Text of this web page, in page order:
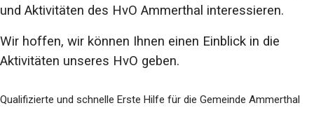
und Aktivitäten des HvO Ammerthal interessieren.
Wir hoffen, wir können Ihnen einen Einblick in die
Aktivitäten unseres HvO geben.
Qualifizierte und schnelle Erste Hilfe für die Gemeinde Ammerthal